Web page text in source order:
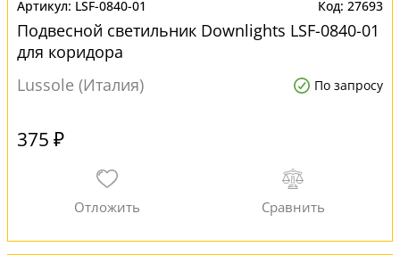
LSF-0840-01 27693
Подвесной светильник Downlights LSF-0840-01
для коридора
Lussole (Италия)
По запросу
375 ₽